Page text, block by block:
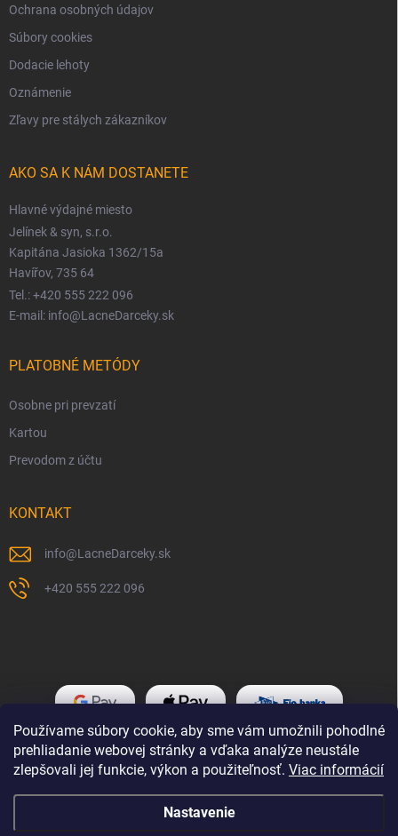
Používame súbory cookie, aby sme vám umožnili pohodlné
prehliadanie webovej stránky a vďaka analýze neustále
zlepšovali jej funkcie, výkon a použiteľnosť. Viac informácií
Nastavenie
Ochrana osobných údajov
Súbory cookies
Dodacie lehoty
Oznámenie
Zľavy pre stálych zákazníkov
AKO SA K NÁM DOSTANETE
Hlavné výdajné miesto
Jelínek & syn, s.r.o.
Kapitána Jasioka 1362/15a
Havířov, 735 64
Tel.: +420 555 222 096
E-mail: info@LacneDarceky.sk
PLATOBNÉ METÓDY
Osobne pri prevzatí
Kartou
Prevodom z účtu
KONTAKT
info@LacneDarceky.sk
+420 555 222 096